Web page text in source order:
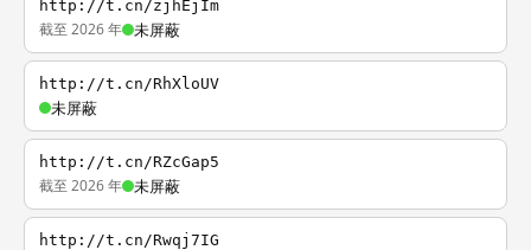
http://t.cn/zjhEjIm
截至 2026 年 未屏蔽
http://t.cn/RhXloUV
未屏蔽
http://t.cn/RZcGap5
截至 2026 年 未屏蔽
http://t.cn/Rwqj7IG